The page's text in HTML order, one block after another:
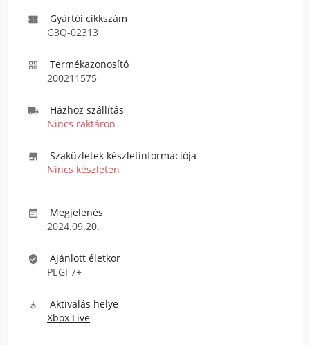

Gyártói cikkszám
G3Q-02313

Termékazonosító
200211575

Házhoz szállítás
Nincs raktáron

Szaküzletek készletinformációja
Nincs készleten

Megjelenés
2024.09.20.

Ajánlott életkor
PEGI 7+

Aktiválás helye
Xbox Live